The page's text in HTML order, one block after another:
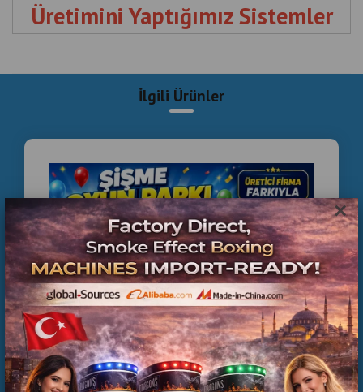
×
Üretimini Yaptığımız Sistemler
✅ Commercial Inflatable Park
✅ Inflatable Theme Park
✅ Bounce House
✅ Inflatable Obstacle Course
Neden Fabrikadan Satın
Almalısınız?
🏭 Üretici fiyat avantajı
🌍 İhracat deneyimi
🔧 Teknik servis desteği
🛠️ Yedek parça desteği
İlgili Ürünler